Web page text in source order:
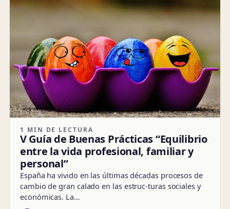
1 MIN DE LECTURA
V Guía de Buenas Prácticas “Equilibrio
entre la vida profesional, familiar y
personal”
España ha vivido en las últimas décadas procesos de
cambio de gran calado en las estruc-turas sociales y
económicas. La…